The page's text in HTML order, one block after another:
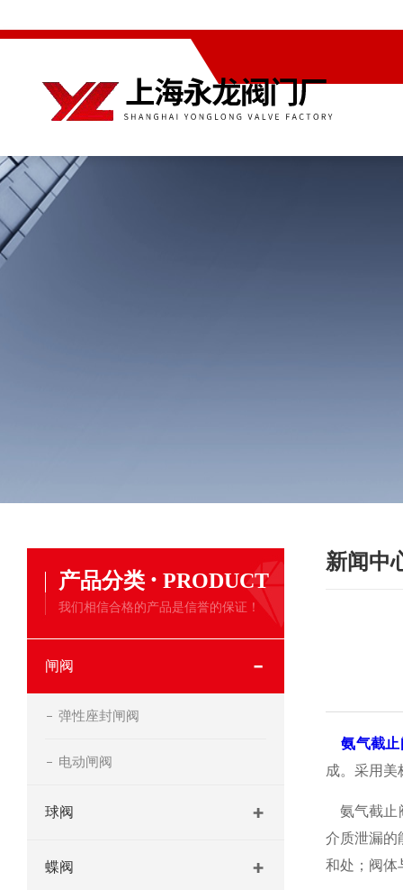
产品分类 · PRODUCT
我们相信合格的产品是信誉的保证！
闸阀
弹性座封闸阀
电动闸阀
球阀
蝶阀
新闻中
氨气截止
成。采用
氨气截止
介质泄漏的
和处；阀体